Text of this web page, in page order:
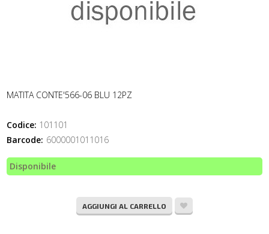
MATITA CONTE'566-06 BLU 12PZ
Codice: 101101
Barcode: 6000001011016
Disponibile
AGGIUNGI AL CARRELLO